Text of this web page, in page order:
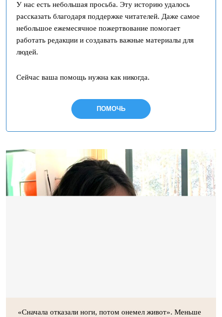
У нас есть небольшая просьба. Эту историю удалось
рассказать благодаря поддержке читателей. Даже самое
небольшое ежемесячное пожертвование помогает
работать редакции и создавать важные материалы для
людей.
Сейчас ваша помощь нужна как никогда.
ПОМОЧЬ
«Сначала отказали ноги, потом онемел живот». Меньше